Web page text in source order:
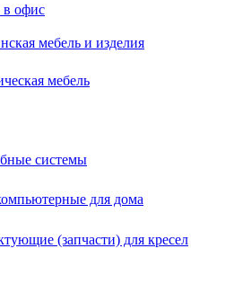
офис
мебель и изделия
мебель
системы
для дома
(запчасти) для кресел